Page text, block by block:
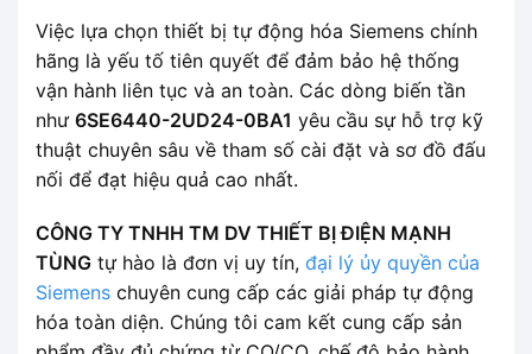
Việc lựa chọn thiết bị tự động hóa Siemens chính
hãng là yếu tố tiên quyết để đảm bảo hệ thống
vận hành liên tục và an toàn. Các dòng biến tần
như 6SE6440-2UD24-0BA1 yêu cầu sự hỗ trợ kỹ
thuật chuyên sâu về tham số cài đặt và sơ đồ đấu
nối để đạt hiệu quả cao nhất.
CÔNG TY TNHH TM DV THIẾT BỊ ĐIỆN MẠNH
TÙNG tự hào là đơn vị uy tín, đại lý ủy quyền của
Siemens chuyên cung cấp các giải pháp tự động
hóa toàn diện. Chúng tôi cam kết cung cấp sản